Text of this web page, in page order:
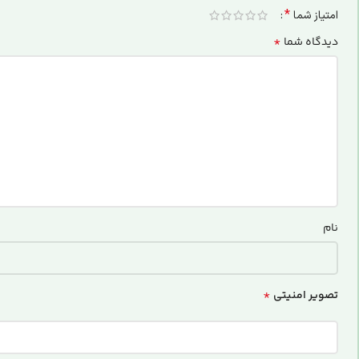
امتیاز شما*
دیدگاه شما *
نام
تصویر امنیتی *